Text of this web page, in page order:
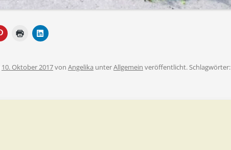
10. Oktober 2017von Angelika unterAllgemein veröffentlicht. Schlagwörter: